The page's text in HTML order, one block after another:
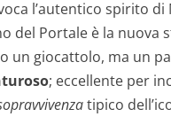
l’autentico spirito
del Portale è la nuova
un giocattolo, ma un
; eccellente per
tipico